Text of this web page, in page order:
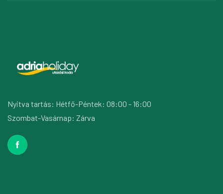
Nyitva tartás: Hétfő-Péntek: 08:00 - 16:00
Szombat-Vasárnap: Zárva